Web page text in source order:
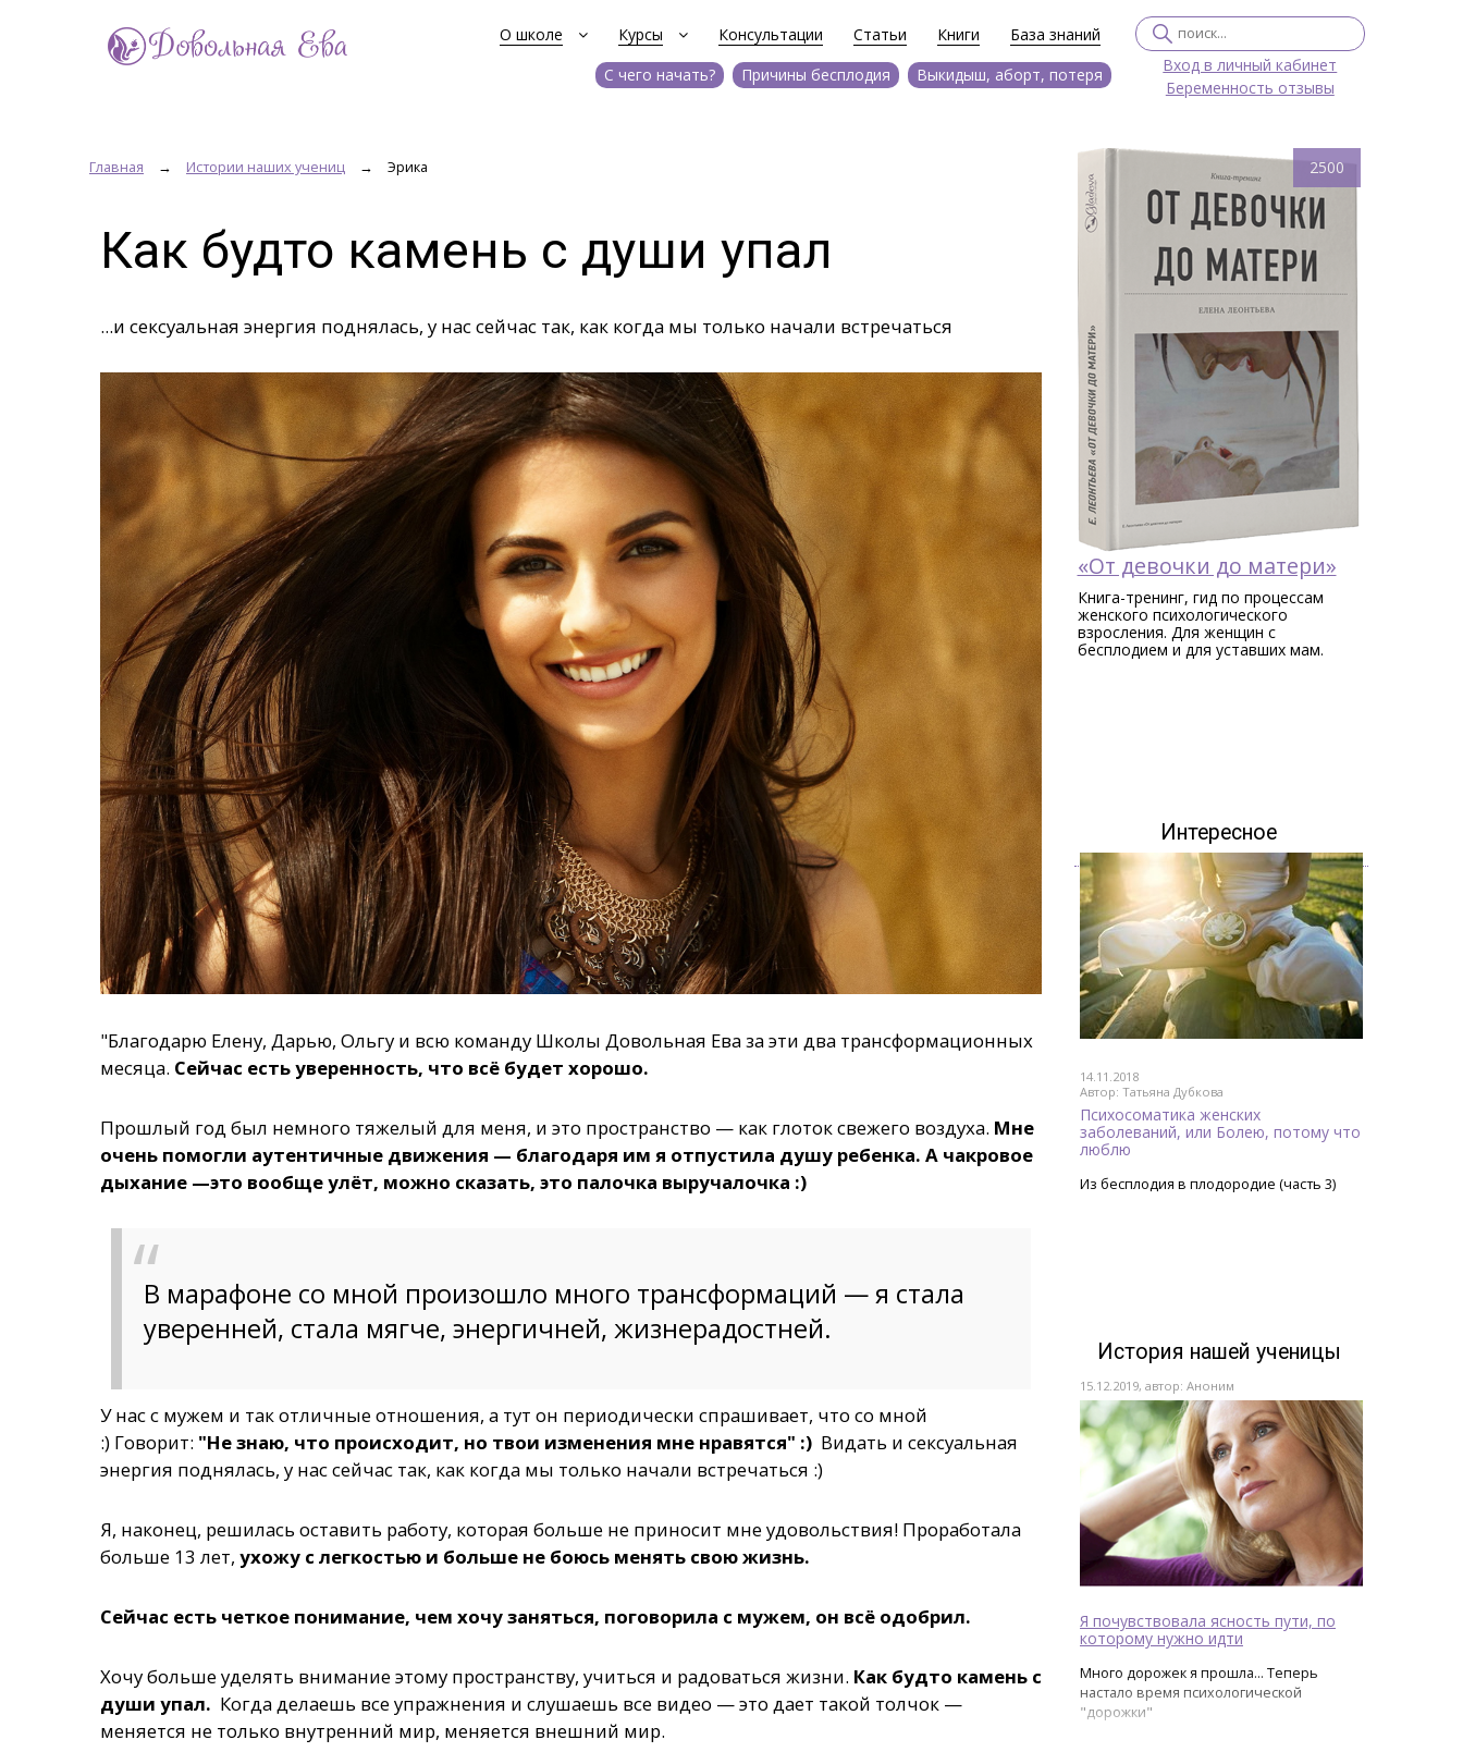
О школе Курсы Консультации Статьи Книги
База знаний
С чего начать?
Причины бесплодия Выкидыш, аборт, потеря
Вход в личный кабинет
Беременность отзывы
Главная → Истории наших учениц → Эрика
Как будто камень с души упал
...и сексуальная энергия поднялась, у нас сейчас так, как когда мы только начали встречаться
"Благодарю Елену, Дарью, Ольгу и всю команду Школы Довольная Ева за эти два трансформационных
месяца. Сейчас есть уверенность, что всё будет хорошо.
Прошлый год был немного тяжелый для меня, и это пространство — как глоток свежего воздуха. Мне
очень помогли аутентичные движения — благодаря им я отпустила душу ребенка. А чакровое
дыхание —это вообще улёт, можно сказать, это палочка выручалочка :)
В марафоне со мной произошло много трансформаций — я стала
уверенней, стала мягче, энергичней, жизнерадостней.
У нас с мужем и так отличные отношения, а тут он периодически спрашивает, что со мной
:) Говорит: "Не знаю, что происходит, но твои изменения мне нравятся" :) Видать и сексуальная
энергия поднялась, у нас сейчас так, как когда мы только начали встречаться :)
Я, наконец, решилась оставить работу, которая больше не приносит мне удовольствия! Проработала
больше 13 лет, ухожу с легкостью и больше не боюсь менять свою жизнь.
Сейчас есть четкое понимание, чем хочу заняться, поговорила с мужем, он всё одобрил.
Хочу больше уделять внимание этому пространству, учиться и радоваться жизни. Как будто камень с
души упал. Когда делаешь все упражнения и слушаешь все видео — это дает такой толчок —
меняется не только внутренний мир, меняется внешний мир.
2500
«От девочки до матери»
Книга-тренинг, гид по процессам
женского психологического
взросления. Для женщин c
бесплодием и для уставших мам.
Интересное
14.11.2018
Автор: Татьяна Дубкова
Психосоматика женских
заболеваний, или Болею, потому что
люблю
Из бесплодия в плодородие (часть 3)
История нашей ученицы
15.12.2019, автор: Аноним
Я почувствовала ясность пути, по
которому нужно идти
Много дорожек я прошла... Теперь
настало время психологической
"дорожки"